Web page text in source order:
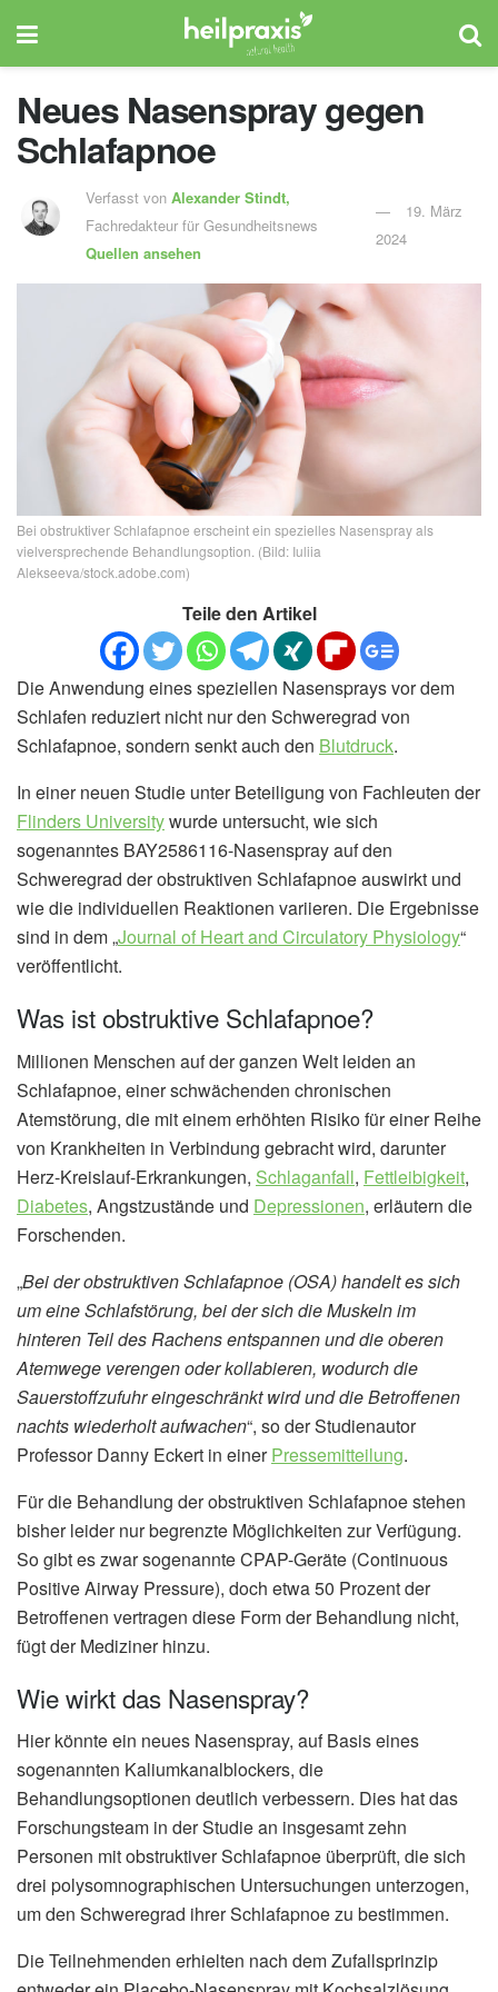
Neues Nasenspray gegen
Schlafapnoe
Verfasst vonAlexander Stindt,
Fachredakteur für Gesundheitsnews
Quellen ansehen
19. März
2024
Bei obstruktiver Schlafapnoe erscheint ein spezielles Nasenspray als
vielversprechende Behandlungsoption. (Bild: Iuliia
Alekseeva/stock.adobe.com)
Teile den Artikel
Die Anwendung eines speziellen Nasensprays vor dem
Schlafen reduziert nicht nur den Schweregrad von
Schlafapnoe, sondern senkt auch den Blutdruck.
In einer neuen Studie unter Beteiligung von Fachleuten der
Flinders Universitywurde untersucht, wie sich
sogenanntes BAY2586116-Nasenspray auf den
Schweregrad der obstruktiven Schlafapnoe auswirkt und
wie die individuellen Reaktionen variieren. Die Ergebnisse
sind in dem „Journal of Heart and Circulatory Physiology“
veröffentlicht.
Was ist obstruktive Schlafapnoe?
Millionen Menschen auf der ganzen Welt leiden an
Schlafapnoe, einer schwächenden chronischen
Atemstörung, die mit einem erhöhten Risiko für einer Reihe
von Krankheiten in Verbindung gebracht wird, darunter
Herz-Kreislauf-Erkrankungen, Schlaganfall, Fettleibigkeit,
Diabetes, Angstzustände und Depressionen, erläutern die
Forschenden.
„Bei der obstruktiven Schlafapnoe (OSA) handelt es sich
um eine Schlafstörung, bei der sich die Muskeln im
hinteren Teil des Rachens entspannen und die oberen
Atemwege verengen oder kollabieren, wodurch die
Sauerstoffzufuhr eingeschränkt wird und die Betroffenen
nachts wiederholt aufwachen“, so der Studienautor
Professor Danny Eckert in einerPressemitteilung.
Für die Behandlung der obstruktiven Schlafapnoe stehen
bisher leider nur begrenzte Möglichkeiten zur Verfügung.
So gibt es zwar sogenannte CPAP-Geräte (Continuous
Positive Airway Pressure), doch etwa 50 Prozent der
Betroffenen vertragen diese Form der Behandlung nicht,
fügt der Mediziner hinzu.
Wie wirkt das Nasenspray?
Hier könnte ein neues Nasenspray, auf Basis eines
sogenannten Kaliumkanalblockers, die
Behandlungsoptionen deutlich verbessern. Dies hat das
Forschungsteam in der Studie an insgesamt zehn
Personen mit obstruktiver Schlafapnoe überprüft, die sich
drei polysomnographischen Untersuchungen unterzogen,
um den Schweregrad ihrer Schlafapnoe zu bestimmen.
Die Teilnehmenden erhielten nach dem Zufallsprinzip